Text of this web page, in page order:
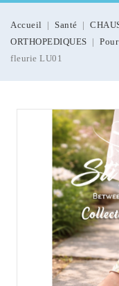
Accueil Santé
ORTHOPEDIQUES
fleurie LU01